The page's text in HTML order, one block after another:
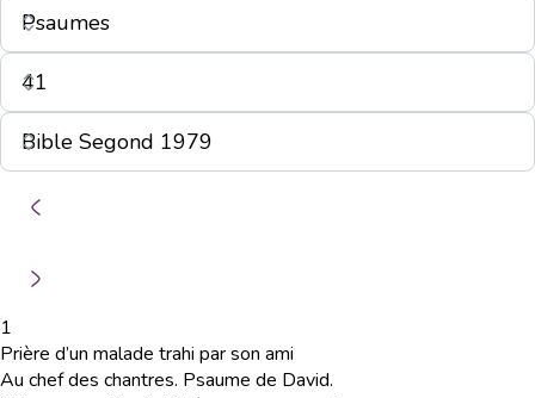
1
Prière d’un malade trahi par son ami
Au chef des chantres. Psaume de David.